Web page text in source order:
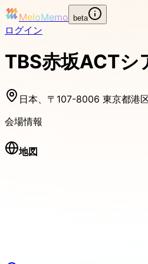
MeloMemo beta
ログイン
TBS赤坂ACTシ
日本、〒107-8006 東京都港
会場情報
地図